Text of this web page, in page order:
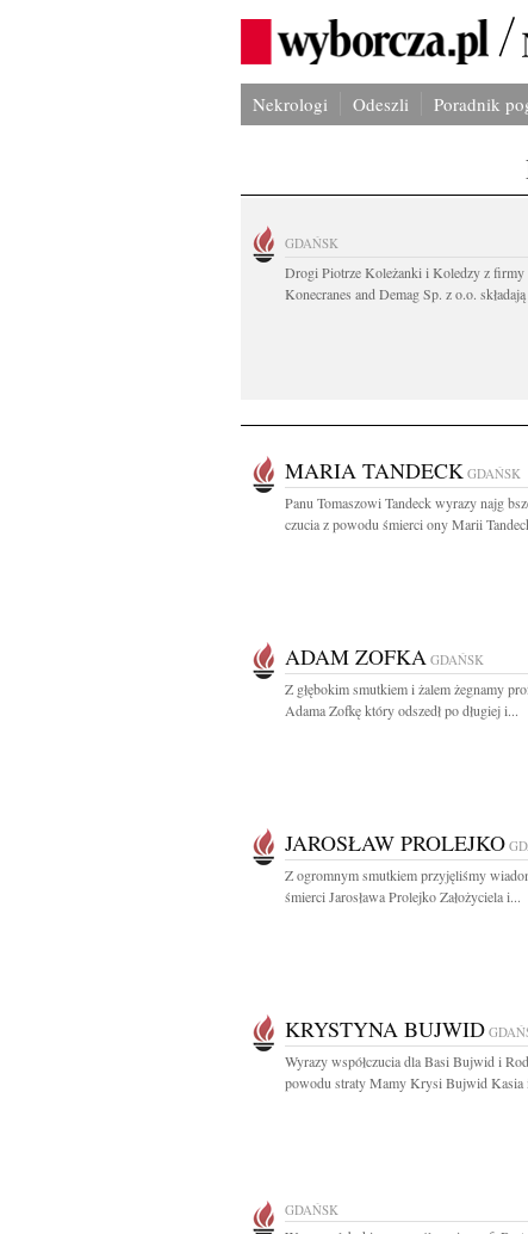
Nekrologi Odeszli Poradnik
GDAŃSK
Drogi Piotrze Koleżanki i Koledzy z firmy
Konecranes and Demag Sp. z o.o.
MARIA TANDECK GDAŃSK
Panu Tomaszowi Tandeck wyrazy najg
czucia z powodu śmierci ony Marii
ADAM ZOFKA GDAŃSK
Z głębokim smutkiem i żalem żegnamy
Adama Zofkę który odszedł po długiej i...
JAROSŁAW PROLEJKO
Z ogromnym smutkiem przyjęliśmy
śmierci Jarosława Prolejko Założyciela i...
KRYSTYNA BUJWID
Wyrazy współczucia dla Basi Bujwid i
powodu straty Mamy Krysi Bujwid Kasia
GDAŃSK